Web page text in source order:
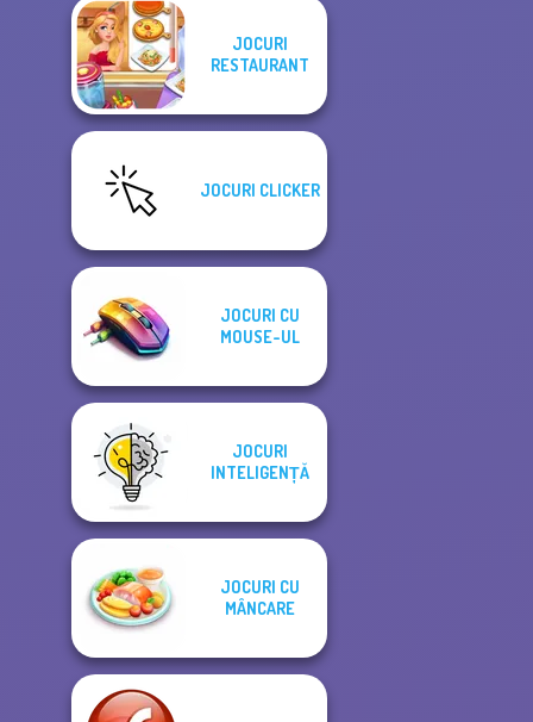
JOCURI
RESTAURANT
JOCURI CLICKER
JOCURI CU
MOUSE-UL
JOCURI
INTELIGENȚĂ
JOCURI CU
MÂNCARE